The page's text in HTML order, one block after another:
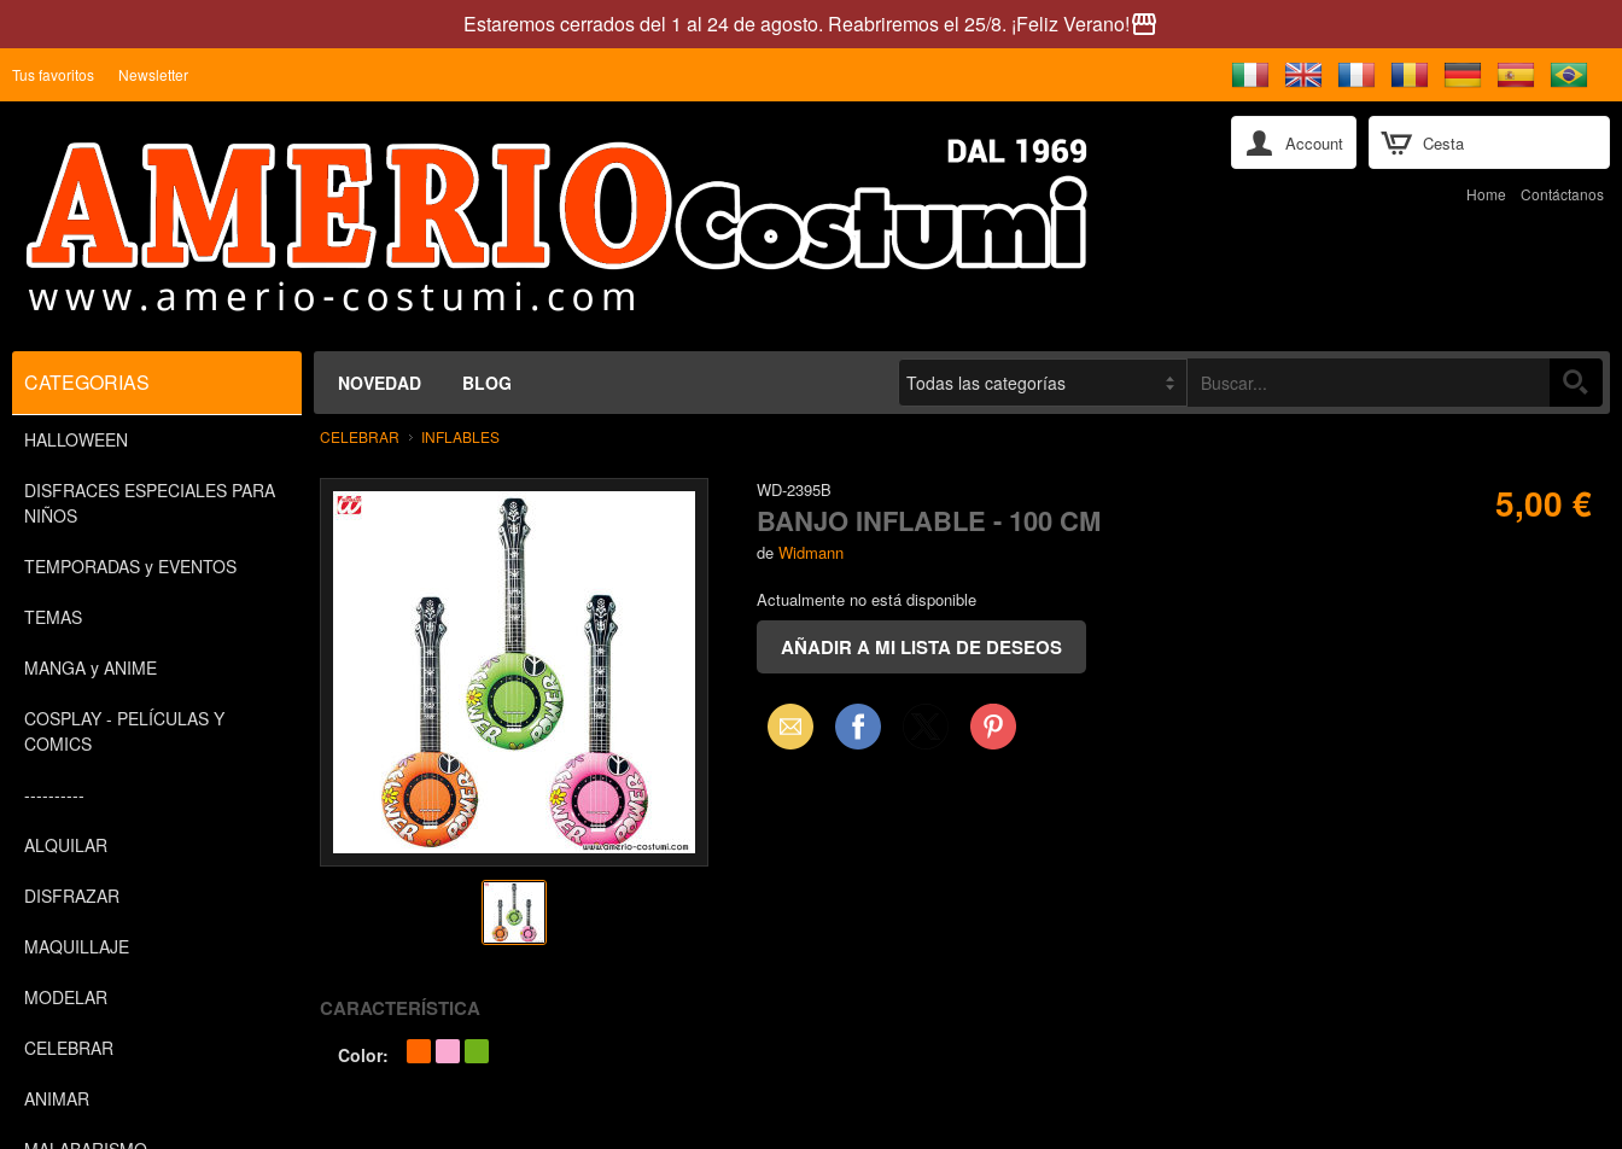
Estaremos cerrados del 1 al 24 de agosto. Reabriremos el 25/8. ¡Feliz Verano!storefront
Cesta
Tus favoritos Newsletter
Account
Home Contáctanos
NOVEDAD BLOG
CATEGORIAS
HALLOWEEN
DISFRACES ESPECIALES PARA
NIÑOS
TEMPORADAS y EVENTOS
TEMAS
MANGA y ANIME
COSPLAY - PELÍCULAS Y
COMICS
----------
ALQUILAR
DISFRAZAR
MAQUILLAJE
MODELAR
CELEBRAR
ANIMAR
CELEBRAR INFLABLES
WD-2395B
BANJO INFLABLE - 100 CM
de Widmann
5,00 €
Actualmente no está disponible
Email Facebook Pinterest
CARACTERÍSTICA
Color: